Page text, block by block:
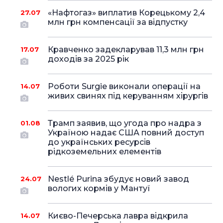
27.07
«Нафтогаз» виплатив Корецькому 2,4
млн грн компенсації за відпустку
17.07
Кравченко задекларував 11,3 млн грн
доходів за 2025 рік
14.07
Роботи Surgie виконали операції на
живих свинях під керуванням хірургів
01.08
Трамп заявив, що угода про надра з
Україною надає США повний доступ
до українських ресурсів
рідкоземельних елементів
24.07
Nestlé Purina збудує новий завод
вологих кормів у Мантуї
14.07
Києво-Печерська лавра відкрила